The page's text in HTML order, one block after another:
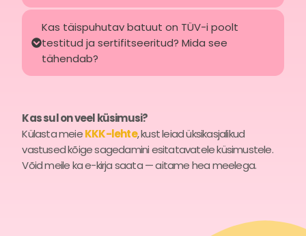
Kas täispuhutav batuut on TÜV-i poolt
testitud ja sertifitseeritud? Mida see
tähendab?
Kas sul on veel küsimusi?
Külasta meieKKK-lehte, kust leiad üksikasjalikud
vastused kõige sagedamini esitatavatele küsimustele.
Võid meile ka e-kirja saata — aitame hea meelega.